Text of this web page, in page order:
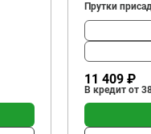
Прутки
11 409 ₽
В кредит от